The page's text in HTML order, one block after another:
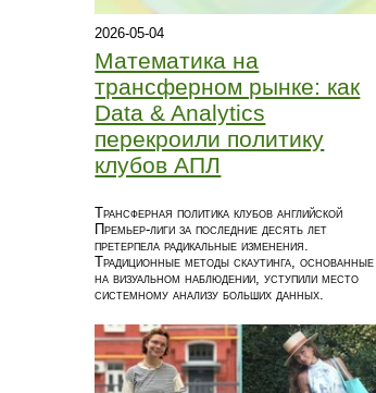
2026-05-04
Математика на
трансферном рынке: как
Data & Analytics
перекроили политику
клубов АПЛ
Трансферная политика клубов английской
Премьер-лиги за последние десять лет
претерпела радикальные изменения.
Традиционные методы скаутинга, основанные
на визуальном наблюдении, уступили место
системному анализу больших данных.